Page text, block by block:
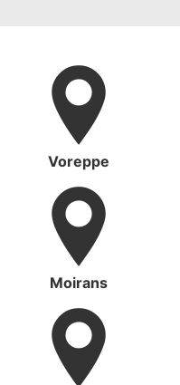
Voreppe
Moirans